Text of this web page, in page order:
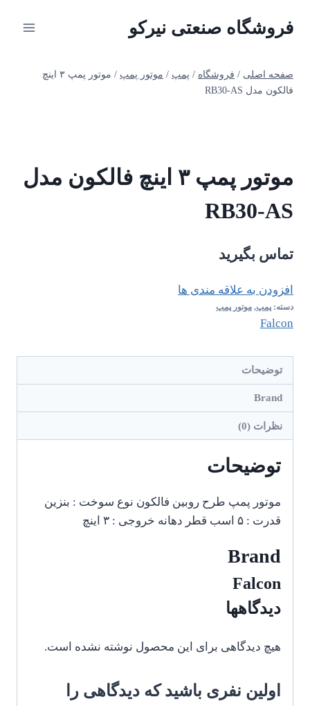
فروشگاه صنعتی نیرکو
صفحه اصلی / فروشگاه / پمپ / موتور پمپ /
موتور پمپ ۳ اینچ
فالکون مدل RB30-AS
موتور پمپ ۳ اینچ فالکون مدل
RB30-AS
تماس بگیرید
افزودن به علاقه مندی ها
دسته: پمپ, موتور پمپ
Falcon
توضیحات
Brand
نظرات (0)
توضیحات
موتور پمپ طرح روبین فالکون نوع سوخت : بنزین
قدرت : ۵ اسب قطر دهانه خروجی : ۳ اینچ
Brand
Falcon
دیدگاهها
هیچ دیدگاهی برای این محصول نوشته نشده است.
اولین نفری باشید که دیدگاهی را